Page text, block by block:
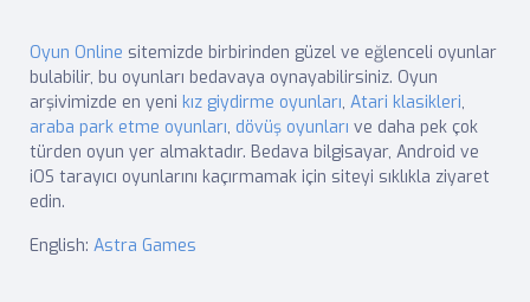
Oyun Online sitemizde birbirinden güzel ve eğlenceli oyunlar
bulabilir, bu oyunları bedavaya oynayabilirsiniz. Oyun
arşivimizde en yeni kız giydirme oyunları, Atari klasikleri,
araba park etme oyunları, dövüş oyunları ve daha pek çok
türden oyun yer almaktadır. Bedava bilgisayar, Android ve
iOS tarayıcı oyunlarını kaçırmamak için siteyi sıklıkla ziyaret
edin.
English: Astra Games